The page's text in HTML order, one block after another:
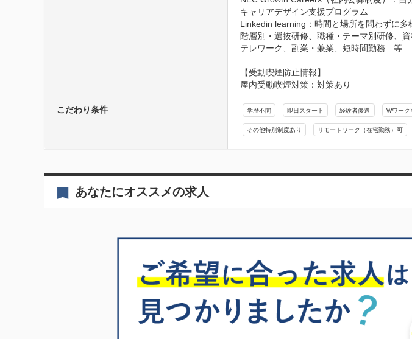
キャリアデザイン支援プログラム
Linkedin learning：時間と場所を問わずに
階層別・選抜研修、職種・テーマ別研修、
テレワーク、副業・兼業、短時間勤務　等
【受動喫煙防止情報】
屋内受動喫煙対策：対策あり
こだわり条件 学歴不問 即日スタート 経験者優遇 Wワーク
その他特別制度あり リモートワーク（在宅勤務）可
あなたにオススメの求人